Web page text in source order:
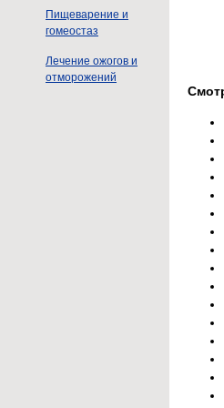
Пищеварение и
гомеостаз
Лечение ожогов и
отморожений